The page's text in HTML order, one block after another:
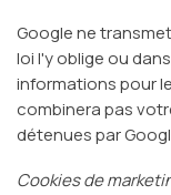
Google ne
loi l'y oblige ou
informations pour
combinera pas
détenues par
Cookies de